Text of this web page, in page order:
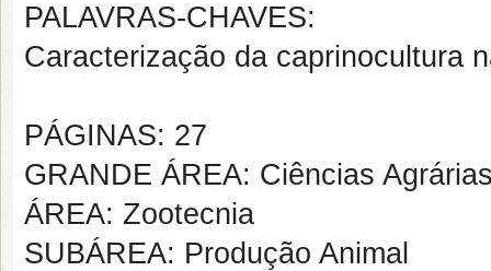
PALAVRAS-CHAVES:
Caracterização da caprinocultura
PÁGINAS: 27
GRANDE ÁREA: Ciências
ÁREA: Zootecnia
SUBÁREA: Produção Animal